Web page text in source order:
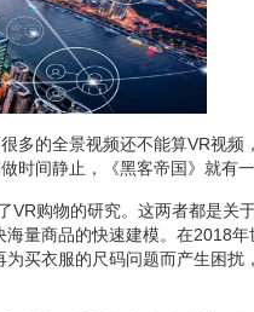
多的全景视频还不能算VR视频
时间静止，《黑客帝国》就有一
VR购物的研究。这两者都是关
量商品的快速建模。在2018
买衣服的尺码问题而产生困扰